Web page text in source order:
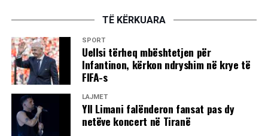
TË KËRKUARA
SPORT
Uellsi tërheq mbështetjen për
Infantinon, kërkon ndryshim në krye të
FIFA-s
LAJMET
Yll Limani falënderon fansat pas dy
netëve koncert në Tiranë